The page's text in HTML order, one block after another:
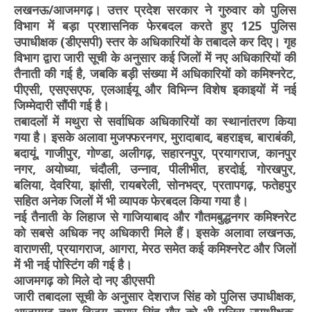
लखनऊ/आजमगढ़। उत्तर प्रदेश सरकार ने गुरुवार को पुलिस
विभाग में बड़ा प्रशासनिक फेरबदल करते हुए 125 पुलिस
उपाधीक्षक (डीएसपी) स्तर के अधिकारियों के तबादले कर दिए। गृह
विभाग द्वारा जारी सूची के अनुसार कई जिलों में नए अधिकारियों की
तैनाती की गई है, जबकि बड़ी संख्या में अधिकारियों को कमिश्नरेट,
पीएसी, एसएसएफ, एलआईयू और विभिन्न विशेष इकाइयों में नई
जिम्मेदारी सौंपी गई है।
तबादलों में मथुरा से सर्वाधिक अधिकारियों का स्थानांतरण किया
गया है। इसके अलावा मुजफ्फरनगर, मुरादाबाद, बहराइच, बाराबंकी,
बदायूं, गाजीपुर, गोण्डा, अलीगढ़, सहारनपुर, प्रयागराज, कानपुर
नगर, अयोध्या, चंदौली, उन्नाव, पीलीभीत, हरदोई, गोरखपुर,
बलिया, देवरिया, झांसी, रायबरेली, सोनभद्र, प्रतापगढ़, फतेहपुर
सहित अनेक जिलों में भी व्यापक फेरबदल किया गया है।
नई तैनाती के लिहाज से गाजियाबाद और गौतमबुद्धनगर कमिश्नरेट
को सबसे अधिक नए अधिकारी मिले हैं। इसके अलावा लखनऊ,
वाराणसी, प्रयागराज, आगरा, मेरठ समेत कई कमिश्नरेट और जिलों
में भी नई पोस्टिंग की गई है।
आजमगढ़ को मिले दो नए डीएसपी
जारी तबादला सूची के अनुसार देशराज सिंह को पुलिस उपाधीक्षक,